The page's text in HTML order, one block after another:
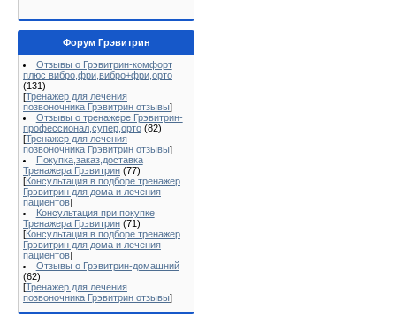
Форум Грэвитрин
Отзывы о Грэвитрин-комфорт
плюс вибро,фри,вибро+фри,орто
(131)
[Тренажер для лечения
позвоночника Грэвитрин отзывы]
Отзывы о тренажере Грэвитрин-
профессионал,супер,орто (82)
[Тренажер для лечения
позвоночника Грэвитрин отзывы]
Покупка,заказ,доставка
Тренажера Грэвитрин (77)
[Консультация в подборе тренажер
Грэвитрин для дома и лечения
пациентов]
Консультация при покупке
Тренажера Грэвитрин (71)
[Консультация в подборе тренажер
Грэвитрин для дома и лечения
пациентов]
Отзывы о Грэвитрин-домашний
(62)
[Тренажер для лечения
позвоночника Грэвитрин отзывы]